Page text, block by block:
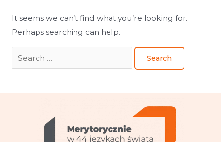
It seems we can’t find what you’re looking for.
Perhaps searching can help.